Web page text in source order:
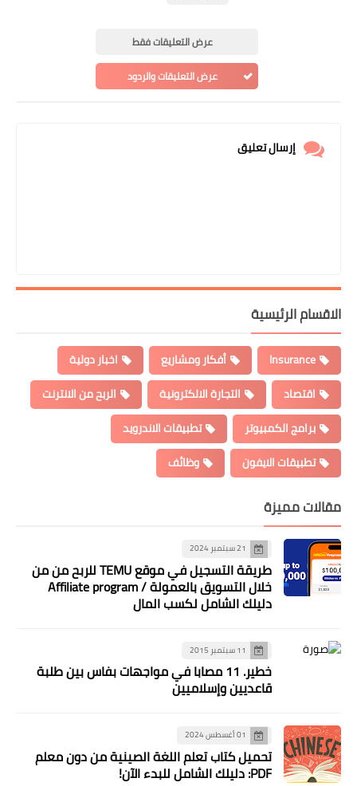
عرض التعليقات فقط
عرض التعليقات والردود
إرسال تعليق
الاقسام الرئيسية
Insurance أفكار ومشاريع
اخبار دولية
اقتصاد
التجارة الالكترونية
الربح من الانترنت
برامج الكمبيوتر
تطبيقات الاندرويد
تطبيقات الايفون
وظائف
مقالات مميزة
21 سبتمبر 2024
طريقة التسجيل في موقع TEMU للربح من من
خلال التسويق بالعمولة / Affiliate program
دليلك الشامل لكسب المال
11 سبتمبر 2015
خطير. 11 مصابا في مواجهات بفاس بين طلبة
قاعديين وإسلاميين
01 أغسطس 2024
تحميل كتاب تعلم اللغة الصينية من دون معلم
PDF: دليلك الشامل للبدء الآن!